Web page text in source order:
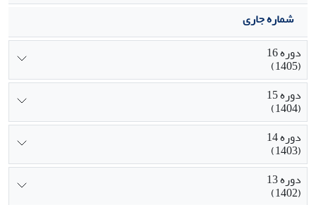
شماره جاری
دوره 16
(1405)
دوره 15
(1404)
دوره 14
(1403)
دوره 13
(1402)